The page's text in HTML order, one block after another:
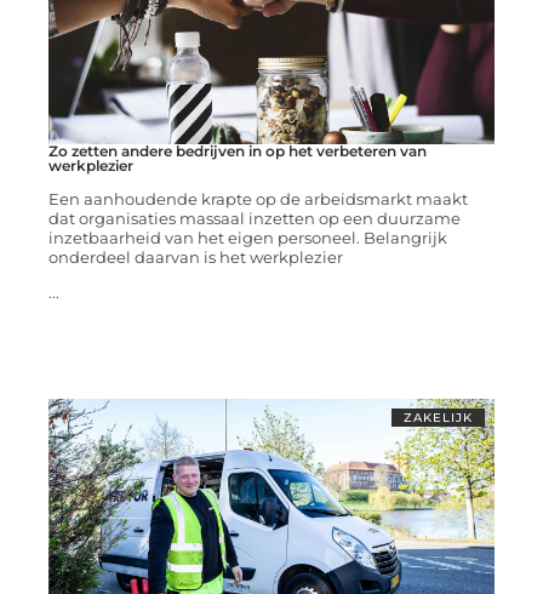
Zo zetten andere bedrijven in op het verbeteren van
werkplezier
Een aanhoudende krapte op de arbeidsmarkt maakt
dat organisaties massaal inzetten op een duurzame
inzetbaarheid van het eigen personeel. Belangrijk
onderdeel daarvan is het werkplezier
...
ZAKELIJK